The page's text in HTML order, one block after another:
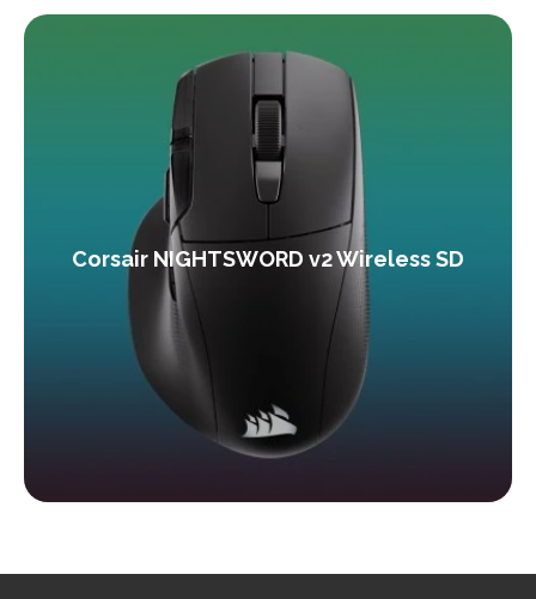
Corsair NIGHTSWORD v2 Wireless SD